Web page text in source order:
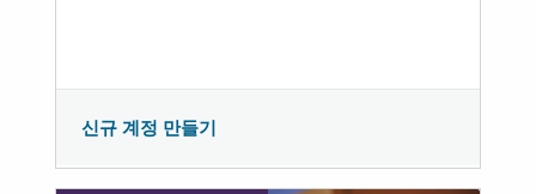
신규 계정 만들기